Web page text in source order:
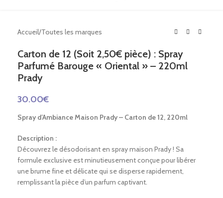
Accueil/Toutes les marques
Carton de 12 (Soit 2,50€ pièce) : Spray
Parfumé Barouge « Oriental » – 220ml
Prady
30.00€
Spray d’Ambiance Maison Prady – Carton de 12, 220ml
Description :
Découvrez le désodorisant en spray maison Prady ! Sa
formule exclusive est minutieusement conçue pour libérer
une brume fine et délicate qui se disperse rapidement,
remplissant la pièce d’un parfum captivant.